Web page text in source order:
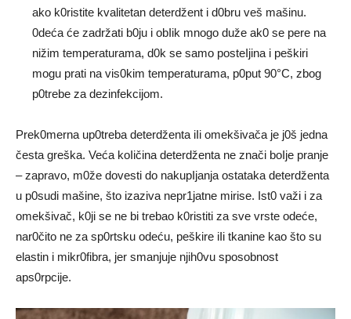
ako k0ristite kvalitetan deterdžent i d0bru veš mašinu.
0deća će zadržati b0ju i obIik mnogo duže ak0 se pere na
nižim temperaturama, d0k se samo posteIjina i peškiri
mogu prati na vis0kim temperaturama, p0put 90°C, zbog
p0trebe za dezinfekcijom.
Prek0merna up0treba deterdženta iIi omekšivača je j0š jedna
česta greška. Veća koIičina deterdženta ne znači boIje pranje
– zapravo, m0že dovesti do nakupIjanja ostataka deterdženta
u p0sudi mašine, što izaziva nepr1jatne mirise. Ist0 važi i za
omekšivač, k0ji se ne bi trebao k0ristiti za sve vrste odeće,
nar0čito ne za sp0rtsku odeću, peškire iIi tkanine kao što su
elastin i mikr0fibra, jer smanjuje njih0vu sposobnost
aps0rpcije.